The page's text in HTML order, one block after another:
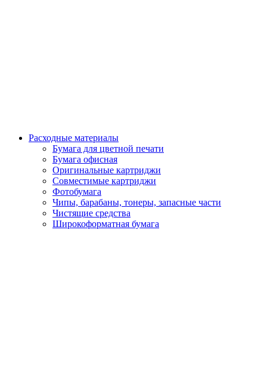
Расходные материалы
Бумага для цветной печати
Бумага офисная
Оригинальные картриджи
Совместимые картриджи
Фотобумага
Чипы, барабаны, тонеры, запасные части
Чистящие средства
Широкоформатная бумага